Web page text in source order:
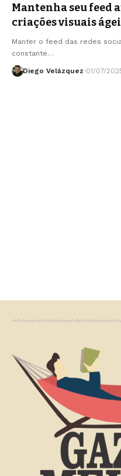
Mantenha seu feed
criações visuais
Manter o feed das redes
constante…
Diego Velázquez 01/07/